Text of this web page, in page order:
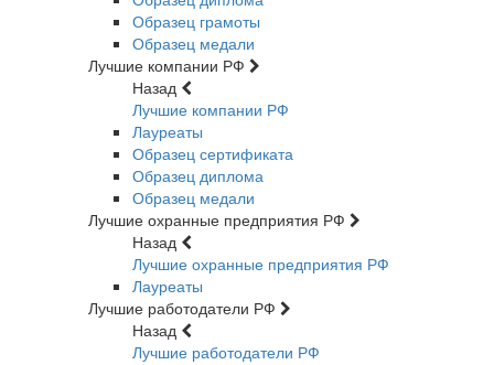
Образец грамоты
Образец медали
Лучшие компании РФ
Назад
Лучшие компании РФ
Лауреаты
Образец сертификата
Образец диплома
Образец медали
Лучшие охранные предприятия РФ
Назад
Лучшие охранные предприятия РФ
Лауреаты
Лучшие работодатели РФ
Назад
Лучшие работодатели РФ